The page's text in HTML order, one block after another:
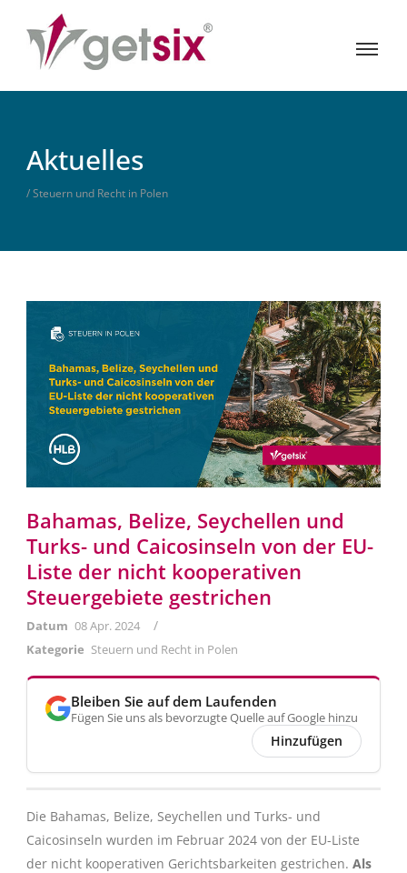
Aktuelles
/ Steuern und Recht in Polen
Bahamas, Belize, Seychellen und
Turks- und Caicosinseln von der EU-
Liste der nicht kooperativen
Steuergebiete gestrichen
Datum 08 Apr. 2024 /
Kategorie Steuern und Recht in Polen
Bleiben Sie auf dem Laufenden
Fügen Sie uns als bevorzugte Quelle auf Google hinzu
Hinzufügen
Die Bahamas, Belize, Seychellen und Turks- und
Caicosinseln wurden im Februar 2024 von der EU-Liste
der nicht kooperativen Gerichtsbarkeiten gestrichen. Als